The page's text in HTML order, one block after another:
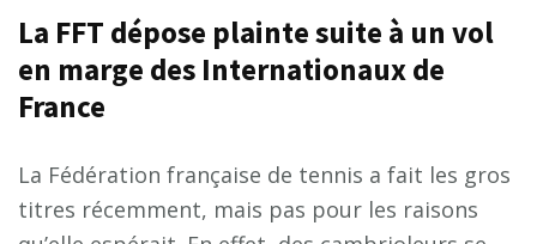
La FFT dépose plainte suite à un vol
en marge des Internationaux de
France
La Fédération française de tennis a fait les gros
titres récemment, mais pas pour les raisons